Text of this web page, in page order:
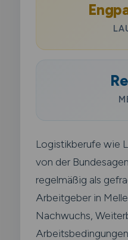
Logistikberufe wie
von der
regelmäßig als
Arbeitgeber in
Nachwuchs,